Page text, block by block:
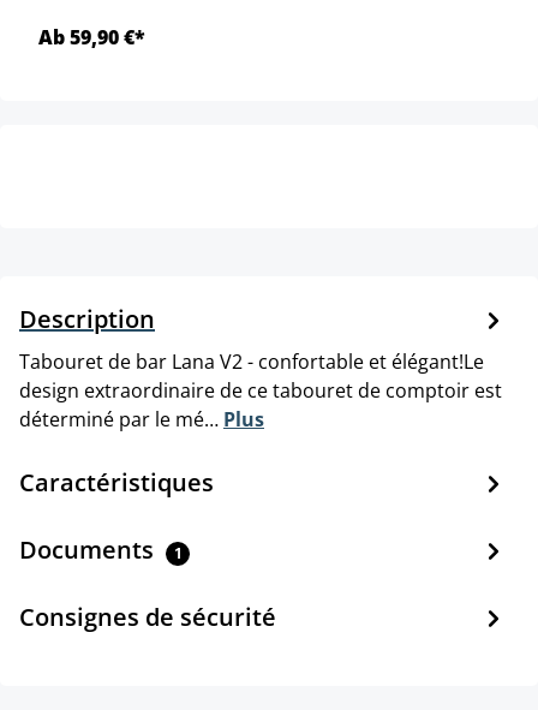
Ab 59,90 €*
Description
Tabouret de bar Lana V2 - confortable et élégant!Le
design extraordinaire de ce tabouret de comptoir est
déterminé par le mé… Plus
Caractéristiques
Documents 1
Consignes de sécurité